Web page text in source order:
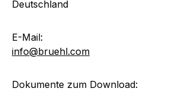
Deutschland
E-Mail:
info@bruehl.com
Dokumente zum Download: